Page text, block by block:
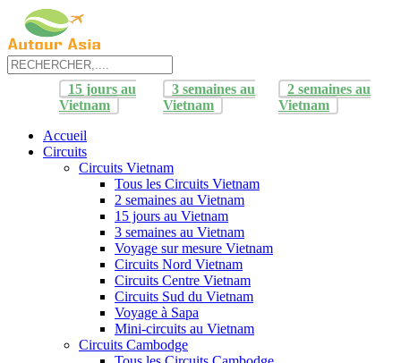
15 jours au
Vietnam
3 semaines au
Vietnam
2 semaines au
Vietnam
Accueil
Circuits
Circuits Vietnam
Tous les Circuits Vietnam
2 semaines au Vietnam
15 jours au Vietnam
3 semaines au Vietnam
Voyage sur mesure Vietnam
Circuits Nord Vietnam
Circuits Centre Vietnam
Circuits Sud du Vietnam
Voyage à Sapa
Mini-circuits au Vietnam
Circuits Cambodge